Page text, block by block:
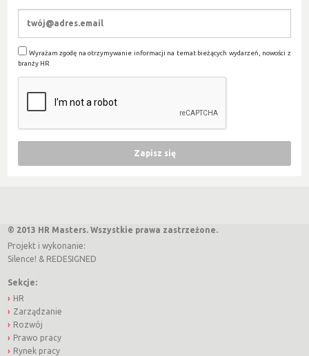
Wyrażam zgodę na otrzymywanie informacji na temat bieżących wydarzeń, nowości z
branży HR
© 2013 HR Masters. Wszystkie prawa zastrzeżone.
Projekt i wykonanie:
Silence! & REDESIGNED
Sekcje:
HR
Zarządzanie
Rozwój
Prawo pracy
Rynek pracy